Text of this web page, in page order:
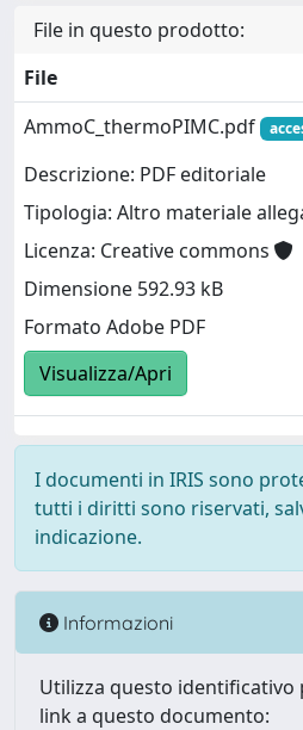
File in questo prodotto:
File
AmmoC_thermoPIMC.pdf
Descrizione: PDF editoriale
Tipologia: Altro materiale
Licenza: Creative commons
Dimensione 592.93 kB
Formato Adobe PDF
Visualizza/Apri
I documenti in IRIS sono
tutti i diritti sono riservati,
indicazione.
Informazioni
Utilizza questo identificativo
link a questo documento: